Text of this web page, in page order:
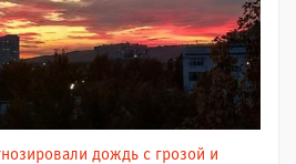
дождь с грозой и